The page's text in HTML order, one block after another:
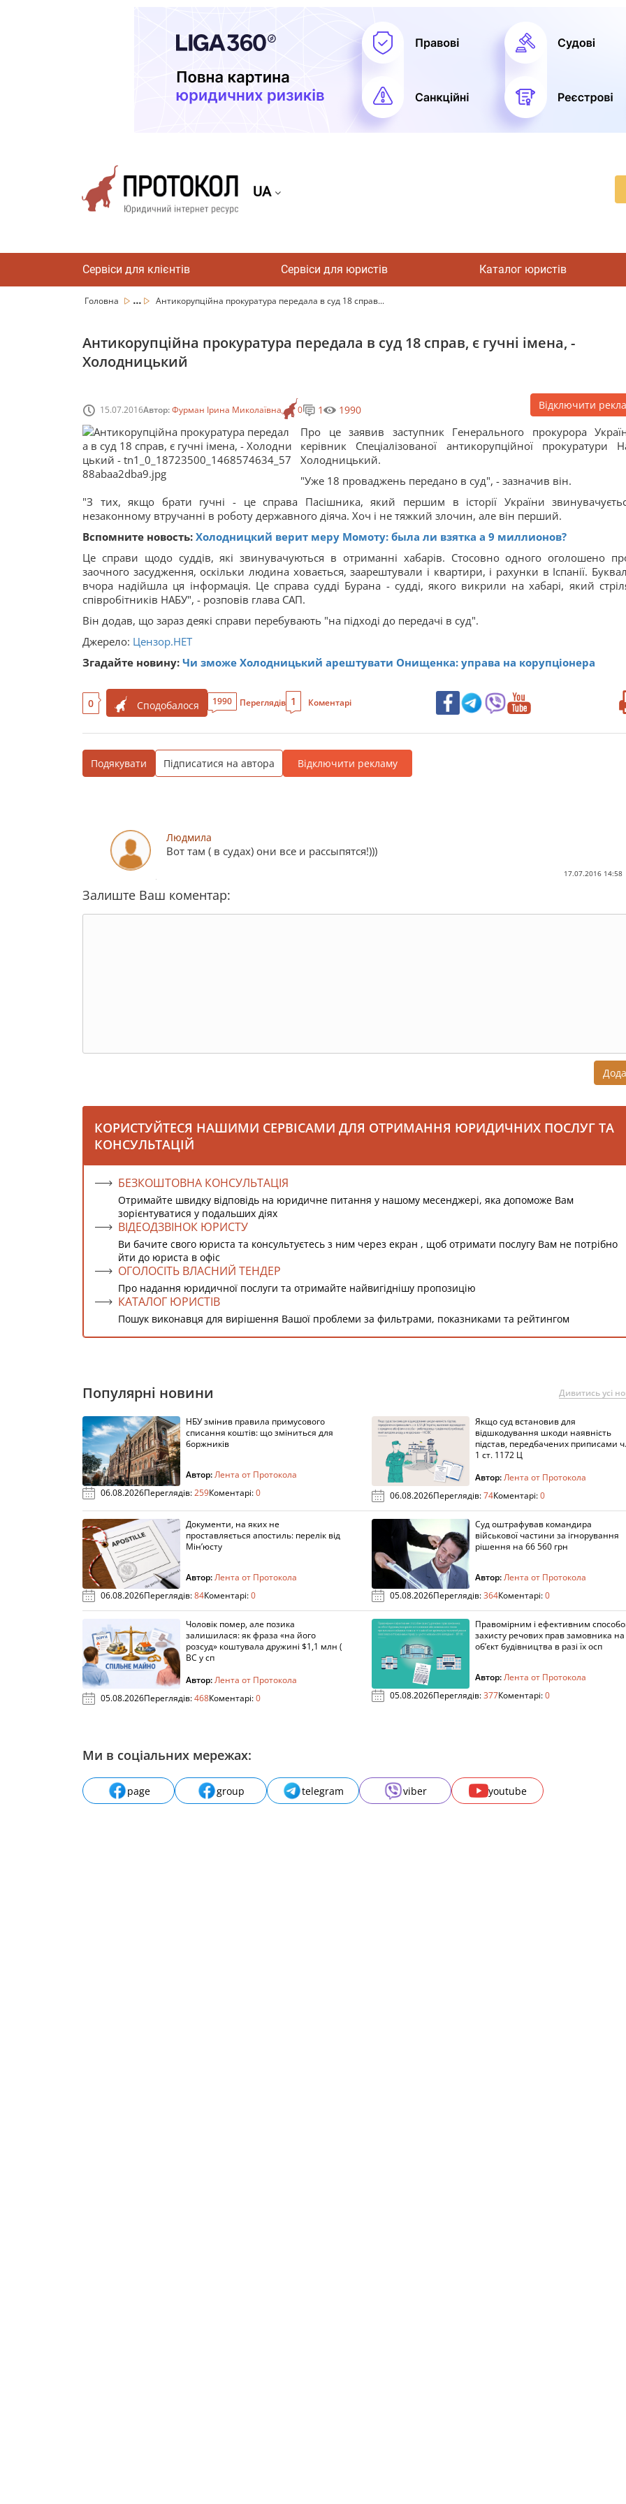
UA
Сервіси для клієнтів Сервіси для юристів Каталог юристів
Головна ... Антикорупційна прокуратура передала в суд 18 справ...
Антикорупційна прокуратура передала в суд 18 справ, є гучні імена, -
Холодницький
15.07.2016Автор:Фурман Ірина Миколаївна 0 1 1990 Відключити
Про це заявив заступник Генерального прокурора
керівник Спеціалізованої антикорупційної прокуратури
Холодницький.
"Уже 18 проваджень передано в суд", - зазначив він.
"З тих, якщо брати гучні - це справа Пасішника, який першим в історії України
незаконному втручанні в роботу державного діяча. Хоч і не тяжкий злочин, але він перший.
Вспомните новость: Холодницкий верит меру Момоту: была ли взятка а 9 миллионов?
Це справи щодо суддів, які звинувачуються в отриманні хабарів. Стосовно одного оголошено
заочного засудження, оскільки людина ховається, заарештували і квартири, і рахунки в Іспанії.
вчора надійшла ця інформація. Це справа судді Бурана - судді, якого викрили на хабарі, який
співробітників НАБУ", - розповів глава САП.
Він додав, що зараз деякі справи перебувають "на підході до передачі в суд".
Джерело: Цензор.НЕТ
Згадайте новину: Чи зможе Холодницький арештувати Онищенка: управа на корупціонера
0 Сподобалося 1990 Переглядів 1 Коментарі
Подякувати Підписатися на автора Відключити рекламу
Людмила
Вот там ( в судах) они все и рассыпятся!)))
17.07.2016 14:58
Залиште Ваш коментар:
КОРИСТУЙТЕСЯ НАШИМИ СЕРВІСАМИ ДЛЯ ОТРИМАННЯ ЮРИДИЧНИХ ПОСЛУГ ТА
КОНСУЛЬТАЦІЙ
БЕЗКОШТОВНА КОНСУЛЬТАЦІЯ
Отримайте швидку відповідь на юридичне питання у нашому месенджері, яка допоможе Вам
зорієнтуватися у подальших діях
ВІДЕОДЗВІНОК ЮРИСТУ
Ви бачите свого юриста та консультуєтесь з ним через екран , щоб отримати послугу Вам не потрібно
йти до юриста в офіс
ОГОЛОСІТЬ ВЛАСНИЙ ТЕНДЕР
Про надання юридичної послуги та отримайте найвигіднішу пропозицію
КАТАЛОГ ЮРИСТІВ
Пошук виконавця для вирішення Вашої проблеми за фильтрами, показниками та рейтингом
Популярні новини Дивитись усі
НБУ змінив правила примусового
списання коштів: що зміниться для
боржників
Автор:Лента от Протокола
06.08.2026Переглядів:259Коментарі:0
Якщо суд встановив для
відшкодування шкоди наявність
підстав, передбачених приписами ч.
1 ст. 1172 Ц
Автор:Лента от Протокола
06.08.2026Переглядів:74Коментарі:0
Документи, на яких не
проставляється апостиль: перелік від
Мін’юсту
Автор:Лента от Протокола
06.08.2026Переглядів:84Коментарі:0
Суд оштрафував командира
військової частини за ігнорування
рішення на 66 560 грн
Автор:Лента от Протокола
05.08.2026Переглядів:364Коментарі:0
Чоловік помер, але позика
залишилася: як фраза «на його
розсуд» коштувала дружині $1,1 млн (
ВС у сп
Автор:Лента от Протокола
05.08.2026Переглядів:468Коментарі:0
Правомірним і ефективним
захисту речових прав замовника на
об’єкт будівництва в разі їх осп
Автор:Лента от Протокола
05.08.2026Переглядів:377Коментарі:0
Ми в соціальних мережах:
page group telegram viber youtube